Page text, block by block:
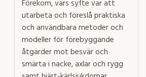
Förekom, vars syfte var att
utarbeta och föreslå praktiska
och användbara metoder och
modeller för förebyggande
åtgärder mot besvär och
smärta i nacke, axlar och rygg